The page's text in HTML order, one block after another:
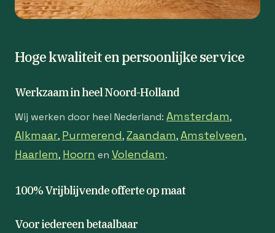
Hoge kwaliteit en persoonlijke service
Werkzaam in heel Noord-Holland
Wij werken door heel Nederland: Amsterdam,
Alkmaar, Purmerend,Zaandam,Amstelveen,
Haarlem, Hoorn en Volendam.
100% Vrijblijvende offerte op maat
Voor iedereen betaalbaar